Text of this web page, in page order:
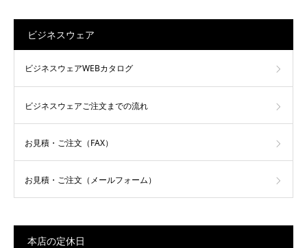
ビジネスウェア
ビジネスウェアWEBカタログ
ビジネスウェアご注文までの流れ
お見積・ご注文（FAX）
お見積・ご注文（メールフォーム）
本店の定休日